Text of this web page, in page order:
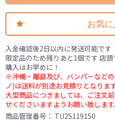
お気に
入金確認後2日以内に発送可能です
限定品のため残りあと1個です 店
購入はお早めに！
※沖縄・離島及び、バンパーなど
ノ)は送料が別途お見積りとなります
大型商品につきましては、ご注文
せくださいますようお願い致します
商品管理番号： TU25119150